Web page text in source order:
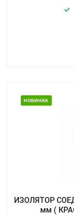
НОВИНКА
ИЗОЛЯТОР
мм (